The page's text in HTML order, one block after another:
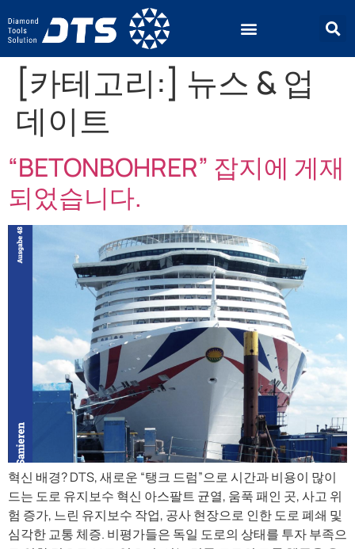
[카테고리:] 뉴스 & 업
데이트
“BETONBOHRER” 잡지에 게재
되었습니다.
혁신 배경? DTS, 새로운 “탱크 드럼”으로 시간과 비용이 많이
드는 도로 유지보수 혁신 아스팔트 균열, 움푹 패인 곳, 사고 위
험 증가, 느린 유지보수 작업, 공사 현장으로 인한 도로 폐쇄 및
심각한 교통 체증. 비평가들은 독일 도로의 상태를 투자 부족으